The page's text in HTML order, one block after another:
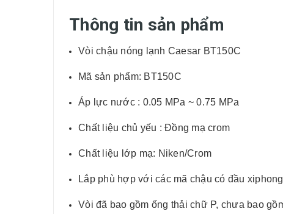
Thông tin sản phẩm
Vòi chậu nóng lạnh Caesar BT150C
Mã sản phẩm: BT150C
Áp lực nước : 0.05 MPa ~ 0.75 MPa
Chất liệu chủ yếu : Đồng mạ crom
Chất liệu lớp mạ: Niken/Crom
Lắp phù hợp với các mã chậu có đầu
Vòi đã bao gồm ống thải chữ P, chưa bao